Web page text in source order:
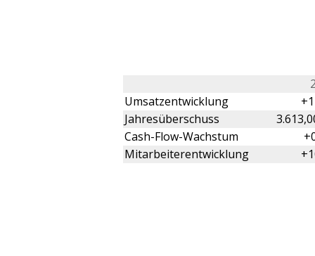
Umsatzentwicklung
Jahresüberschuss
Cash-Flow-Wachstum
Mitarbeiterentwicklung